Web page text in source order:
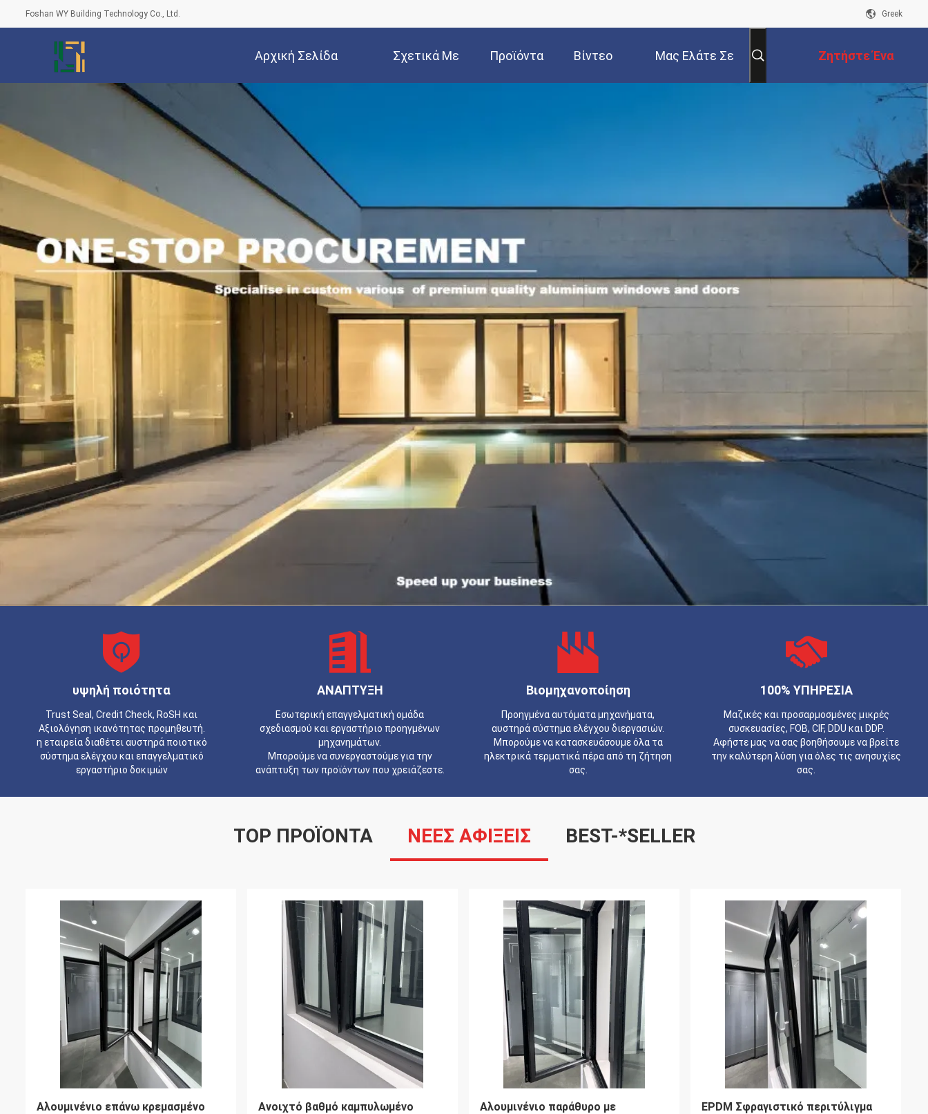
Foshan WY Building Technology Co., Ltd. Greek
Αρχική Σελίδα Σχετικά Με Προϊόντα Βίντεο Μας Ελάτε Σε Ζητήστε Ένα
υψηλή ποιότητα
Trust Seal, Credit Check, RoSH και
Αξιολόγηση ικανότητας προμηθευτή.
η εταιρεία διαθέτει αυστηρά ποιοτικό
σύστημα ελέγχου και επαγγελματικό
εργαστήριο δοκιμών
ΑΝΑΠΤΥΞΗ
Εσωτερική επαγγελματική ομάδα
σχεδιασμού και εργαστήριο προηγμένων
μηχανημάτων.
Μπορούμε να συνεργαστούμε για την
ανάπτυξη των προϊόντων που χρειάζεστε.
Βιομηχανοποίηση
Προηγμένα αυτόματα μηχανήματα,
αυστηρά σύστημα ελέγχου διεργασιών.
Μπορούμε να κατασκευάσουμε όλα τα
ηλεκτρικά τερματικά πέρα ​​από τη ζήτηση
σας.
100% ΥΠΗΡΕΣΙΑ
Μαζικές και προσαρμοσμένες μικρές
συσκευασίες, FOB, CIF, DDU και DDP.
Αφήστε μας να σας βοηθήσουμε να βρείτε
την καλύτερη λύση για όλες τις ανησυχίες
σας.
TOP ΠΡΟΪΌΝΤΑ ΝΕΕΣ ΑΦΙΞΕΙΣ BEST-*SELLER
90 μοίρες Αλουμινένιο κάλυμμα
Ασφάλεια Αλουμινίου Bifold
Προσαρμοσμένα μαύρα
Αντικλοπτικό Αλουμίνιο Παράθυρα